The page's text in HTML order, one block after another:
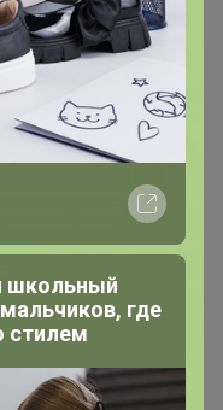
что я там
школьный
где
стилем